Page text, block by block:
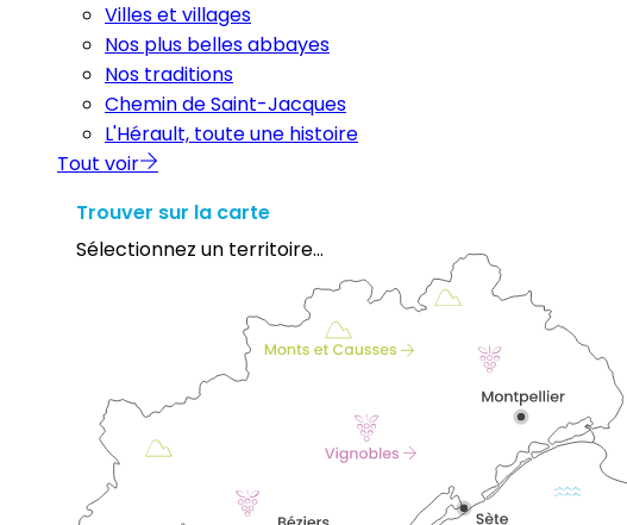
Villes et villages
Nos plus belles abbayes
Nos traditions
Chemin de Saint-Jacques
L'Hérault, toute une histoire
Tout voir
Trouver sur la carte
Sélectionnez un territoire...